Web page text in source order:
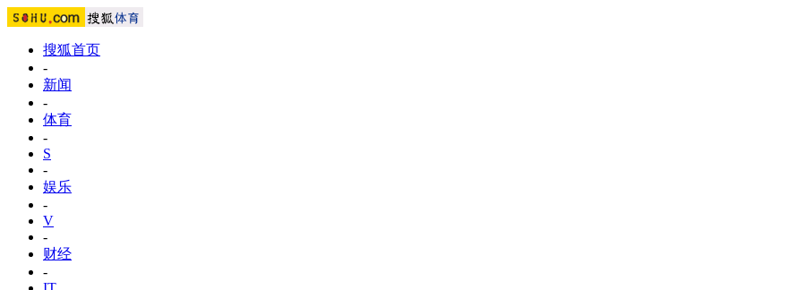
搜狐首页
-
新闻
-
体育
-
S
-
娱乐
-
V
-
财经
-